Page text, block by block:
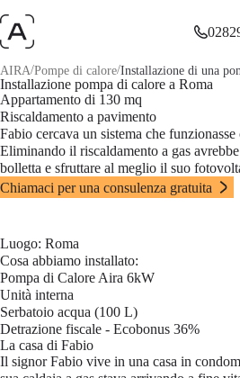
AIRA/Pompe di calore/Installazione di una
Installazione pompa di calore a Roma
Appartamento di 130 mq
Riscaldamento a pavimento
Fabio cercava un sistema che
Eliminando il riscaldamento a gas
bolletta e sfruttare al meglio il suo
Chiamaci per una consulenza gratuita
Luogo: Roma
Cosa abbiamo installato:
Pompa di Calore Aira 6kW
Unità interna
Serbatoio acqua (100 L)
Detrazione fiscale - Ecobonus 36%
La casa di Fabio
Il signor Fabio vive in una casa in